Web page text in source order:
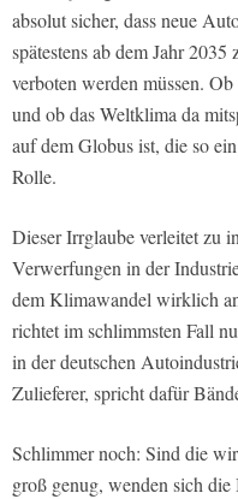
absolut sicher, dass neue
spätestens ab dem Jahr
verboten werden müssen.
und ob das Weltklima da
auf dem Globus ist, die so
Rolle.
Dieser Irrglaube verleitet zu
Verwerfungen in der
dem Klimawandel wirklich
richtet im schlimmsten Fall
in der deutschen
Zulieferer, spricht dafür
Schlimmer noch: Sind die
groß genug, wenden sich